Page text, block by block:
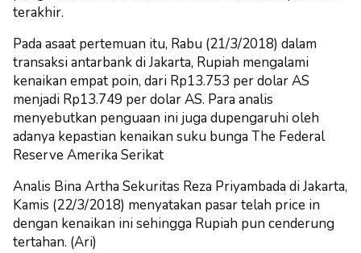
terakhir.
Pada asaat pertemuan itu, Rabu (21/3/2018) dalam
transaksi antarbank di Jakarta, Rupiah mengalami
kenaikan empat poin, dari Rp13.753 per dolar AS
menjadi Rp13.749 per dolar AS. Para analis
menyebutkan penguaan ini juga dupengaruhi oleh
adanya kepastian kenaikan suku bunga The Federal
Reserve Amerika Serikat
Analis Bina Artha Sekuritas Reza Priyambada di Jakarta,
Kamis (22/3/2018) menyatakan pasar telah price in
dengan kenaikan ini sehingga Rupiah pun cenderung
tertahan. (Ari)